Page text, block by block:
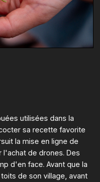
utilisées dans la
sa recette favorite
la mise en ligne de
l'achat de drones. Des
d'en face. Avant que la
de son village, avant